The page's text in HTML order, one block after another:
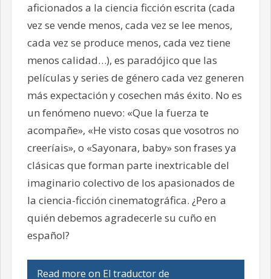
aficionados a la ciencia ficción escrita (cada
vez se vende menos, cada vez se lee menos,
cada vez se produce menos, cada vez tiene
menos calidad…), es paradójico que las
películas y series de género cada vez generen
más expectación y cosechen más éxito. No es
un fenómeno nuevo: «Que la fuerza te
acompañe», «He visto cosas que vosotros no
creeríais», o «Sayonara, baby» son frases ya
clásicas que forman parte inextricable del
imaginario colectivo de los apasionados de
la ciencia-ficción cinematográfica. ¿Pero a
quién debemos agradecerle su cuño en
español?
Read more on El traductor de